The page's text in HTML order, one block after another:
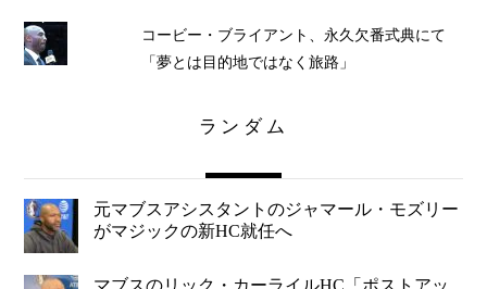
コービー・ブライアント、永久欠番式典にて
「夢とは目的地ではなく旅路」
ランダム
元マブスアシスタントのジャマール・モズリー
がマジックの新HC就任へ
マブスのリック・カーライルHC「ポストアッ